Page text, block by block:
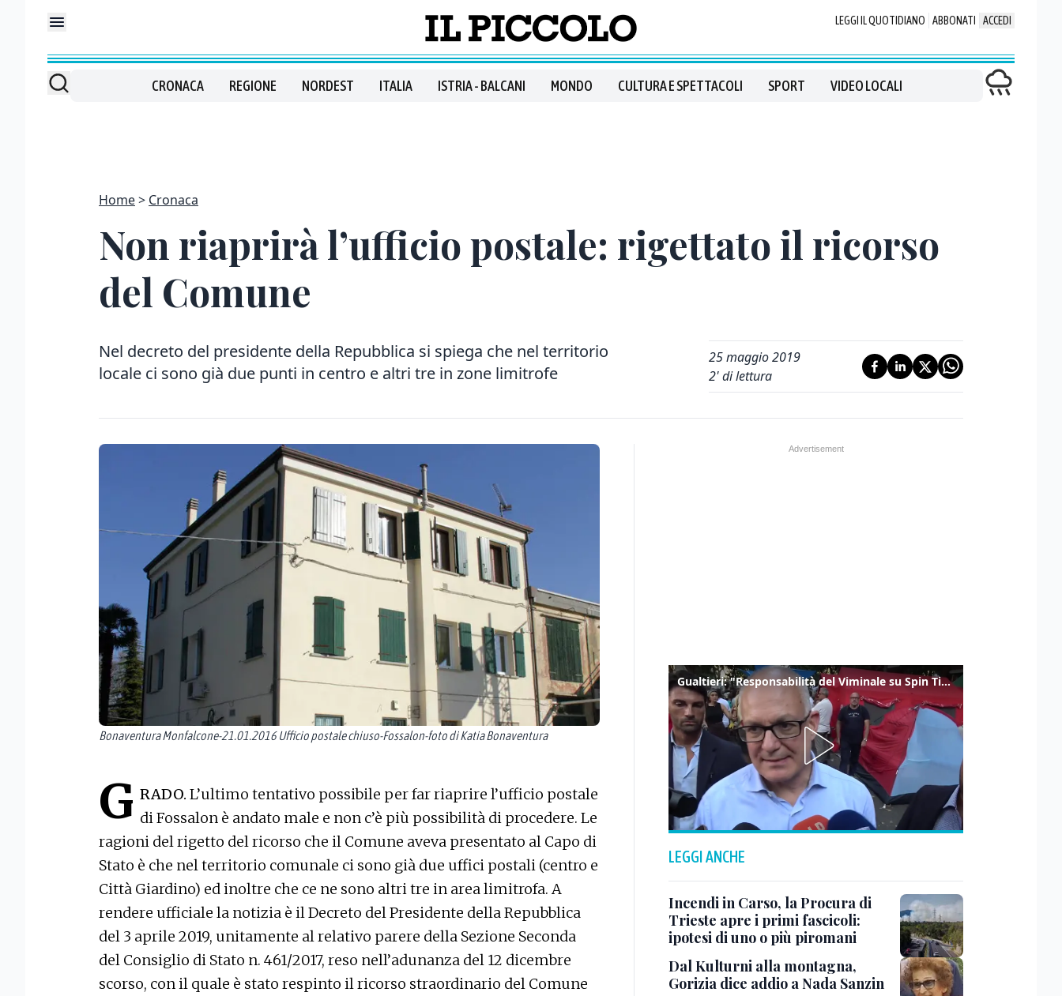
LEGGI IL QUOTIDIANO ABBONATI ACCEDI
CRONACA REGIONE NORDEST ITALIA ISTRIA - BALCANI MONDO CULTURA E SPETTACOLI SPORT VIDEO LOCALI
Home Cronaca
Non riaprirà l’ufficio postale: rigettato il ricorso
del Comune
Nel decreto del presidente della Repubblica si spiega che nel territorio
locale ci sono già due punti in centro e altri tre in zone limitrofe
25 maggio 2019
2' di lettura
Bonaventura Monfalcone-21.01.2016 Ufficio postale chiuso-Fossalon-foto di Katia Bonaventura
G RADO. L’ultimo tentativo possibile per far riaprire l’ufficio postale
di Fossalon è andato male e non c’è più possibilità di procedere. Le
ragioni del rigetto del ricorso che il Comune aveva presentato al Capo di
Stato è che nel territorio comunale ci sono già due uffici postali (centro e
Città Giardino) ed inoltre che ce ne sono altri tre in area limitrofa. A
rendere ufficiale la notizia è il Decreto del Presidente della Repubblica
del 3 aprile 2019, unitamente al relativo parere della Sezione Seconda
del Consiglio di Stato n. 461/2017, reso nell’adunanza del 12 dicembre
scorso, con il quale è stato respinto il ricorso straordinario del Comune
Gualtieri: "Responsabilità del Viminale su Spin Time? La posizione dei partiti è nota"
LEGGI ANCHE
Incendi in Carso, la Procura di
Trieste apre i primi fascicoli:
ipotesi di uno o più piromani
Dal Kulturni alla montagna,
Gorizia dice addio a Nada Sanzin